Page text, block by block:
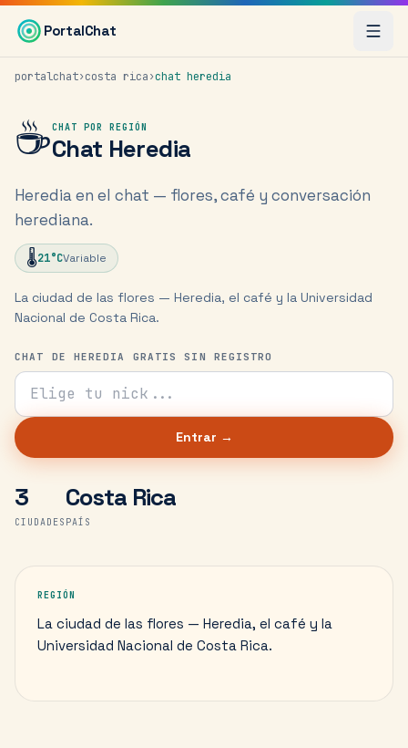
Saltar al contenido principal
PortalChat
portalchat›costa rica›chat heredia
☕CHAT POR REGIÓN
Chat Heredia
Heredia en el chat — flores, café y conversación
herediana.
🌡️21°CVariable
La ciudad de las flores — Heredia, el café y la Universidad
Nacional de Costa Rica.
CHAT DE HEREDIA GRATIS SIN REGISTRO
Tu nick para el chat
Entrar →
3
CIUDADES
Costa Rica
PAÍS
REGIÓN
La ciudad de las flores — Heredia, el café y la
Universidad Nacional de Costa Rica.